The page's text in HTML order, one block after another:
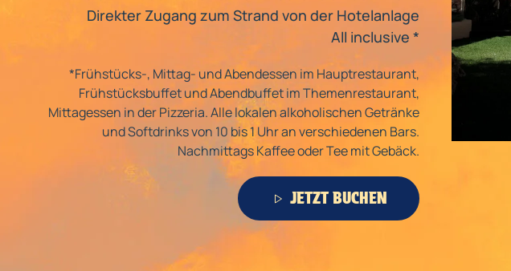
Direkter Zugang zum Strand von der Hotelanlage
All inclusive *
*Frühstücks-, Mittag- und Abendessen im Hauptrestaurant,
Frühstücksbuffet und Abendbuffet im Themenrestaurant,
Mittagessen in der Pizzeria. Alle lokalen alkoholischen Getränke
und Softdrinks von 10 bis 1 Uhr an verschiedenen Bars.
Nachmittags Kaffee oder Tee mit Gebäck.
JETZT BUCHEN